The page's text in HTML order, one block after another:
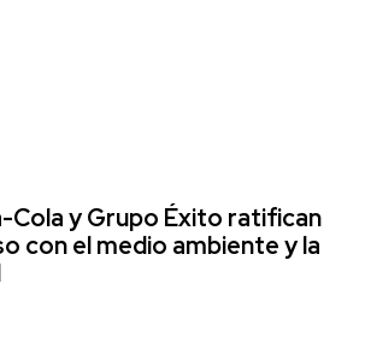
Cola y Grupo Éxito ratifican
con el medio ambiente y la